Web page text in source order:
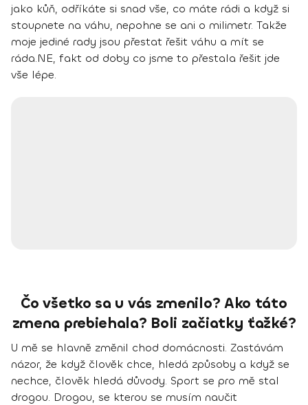
jako kůň, odříkáte si snad vše, co máte rádi a když si
stoupnete na váhu, nepohne se ani o milimetr. Takže
moje jediné rady jsou přestat řešit váhu a mít se
ráda.NE, fakt od doby co jsme to přestala řešit jde
vše lépe.
Čo všetko sa u vás zmenilo? Ako táto
zmena prebiehala? Boli začiatky ťažké?
U mě se hlavně změnil chod domácnosti. Zastávám
názor, že když člověk chce, hledá způsoby a když se
nechce, člověk hledá důvody. Sport se pro mě stal
drogou. Drogou, se kterou se musím naučit